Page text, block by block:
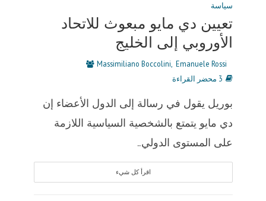
سياسة
تعيين دي مايو مبعوث للاتحاد
الأوروبي إلى الخليج
Massimiliano Boccolini Emanuele Rossi
3 محضر القراءة
بوريل يقول في رسالة إلى الدول الأعضاء إن
دي مايو يتمتع بالشخصية السياسية اللازمة
على المستوى الدولي..
اقرأ كل شيء